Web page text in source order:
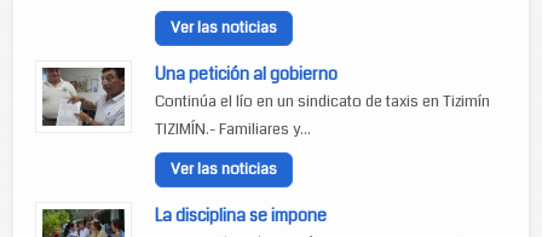
Ver las noticias
Una petición al gobierno
Continúa el lío en un sindicato de taxis en Tizimín
TIZIMÍN.- Familiares y...
Ver las noticias
La disciplina se impone